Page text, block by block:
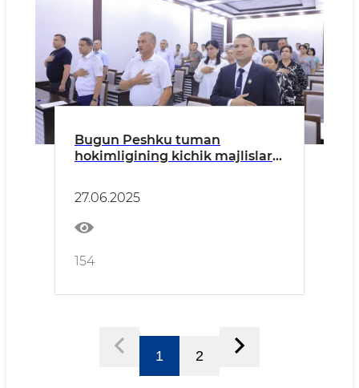
Bugun Peshku tuman
hokimligining kichik majlislar
sessiyasi bo‘lib o‘tdi.
27.06.2025
154
1 2